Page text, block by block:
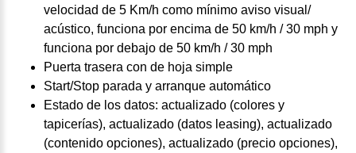
velocidad de 5 Km/h como mínimo aviso visual/
acústico, funciona por encima de 50 km/h / 30 mph y
funciona por debajo de 50 km/h / 30 mph
Puerta trasera con de hoja simple
Start/Stop parada y arranque automático
Estado de los datos: actualizado (colores y
tapicerías), actualizado (datos leasing), actualizado
(contenido opciones), actualizado (precio opciones),